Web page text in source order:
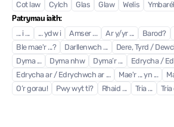
Cot law Cylch Glas Glaw Welis Ymbarél
Patrymau iaith:
... i ... ... ydw i Amser ... Ar y/yr ... Barod?
Ble mae'r ...?
Darllenwch ... Dere, Tyrd /
Dyma ...
Dyma nhw Dyma’r ...
Edrycha /
Edrycha ar / Edrychwch ar ...
Mae'r ... yn ...
O’r gorau!
Pwy wyt ti? Rhaid ... Tria ...